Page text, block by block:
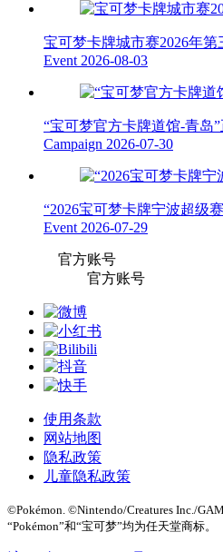
宝可梦卡牌城市赛2026年
Event 2026-08-03
“宝可梦官方卡牌道馆-青岛
Campaign 2026-07-30
“2026宝可梦卡牌宁波超级
Event 2026-07-29
官方账号
官方账号
使用条款
网站地图
隐私政策
儿童隐私政策
©Pokémon. ©Nintendo/Creatures Inc./
“Pokémon”和“宝可梦”均为任天堂商标。